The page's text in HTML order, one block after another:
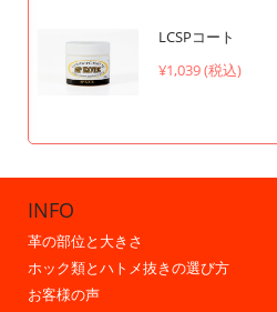
LCSPコート
¥1,039 (税込)
INFO
革の部位と大きさ
ホック類とハトメ抜きの選び方
お客様の声